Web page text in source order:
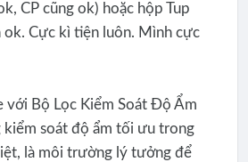
CP cũng ok) hoặc hộp Tup
ok. Cực kì tiện luôn. Mình cực
với Bộ Lọc Kiểm Soát Độ Ẩm
kiểm soát độ ẩm tối ưu trong
là môi trường lý tưởng để